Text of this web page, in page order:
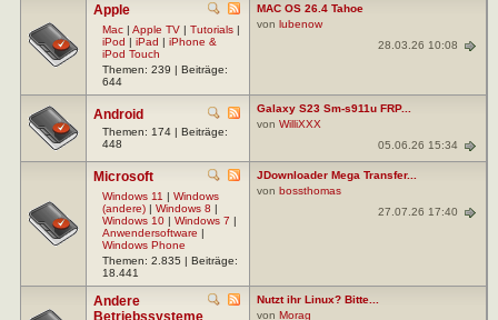
Apple
Mac | Apple TV | Tutorials |
iPod | iPad | iPhone &
iPod Touch
Themen: 239 | Beiträge:
644
MAC OS 26.4 Tahoe
von lubenow
28.03.26 10:08
Android
Themen: 174 | Beiträge:
448
Galaxy S23 Sm-s911u FRP...
von WilliXXX
05.06.26 15:34
Microsoft
Windows 11 | Windows
(andere) | Windows 8 |
Windows 10 | Windows 7 |
Anwendersoftware |
Windows Phone
Themen: 2.835 | Beiträge:
18.441
JDownloader Mega Transfer...
von bossthomas
27.07.26 17:40
Andere
Betriebssysteme
Nutzt ihr Linux? Bitte...
von Morag